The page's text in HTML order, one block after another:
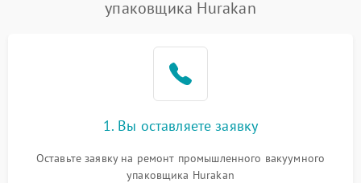
упаковщика Hurakan
1. Вы оставляете заявку
Оставьте заявку на ремонт промышленного вакуумного
упаковщика Hurakan